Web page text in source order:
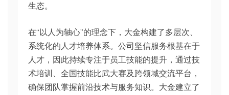
生态。
在“以人为轴心”的理念下，大金构建了多层次、
系统化的人才培养体系。公司坚信服务根基在于
人才，因此持续专注于员工技能的提升，通过技
术培训、全国技能比武大赛及跨领域交流平台，
确保团队掌握前沿技术与服务知识。大金建立了